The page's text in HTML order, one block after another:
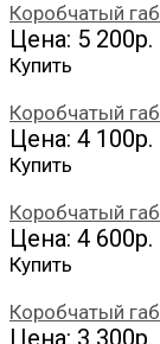
Коробчатый
Цена: 5 200р.
Купить
Коробчатый
Цена: 4 100р.
Купить
Коробчатый
Цена: 4 600р.
Купить
Коробчатый